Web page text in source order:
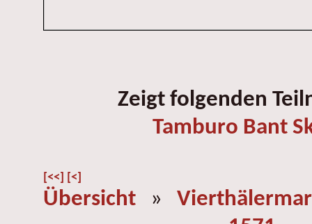
Zeigt folgenden
Tamburo Bant
[<<] [<]
Übersicht »